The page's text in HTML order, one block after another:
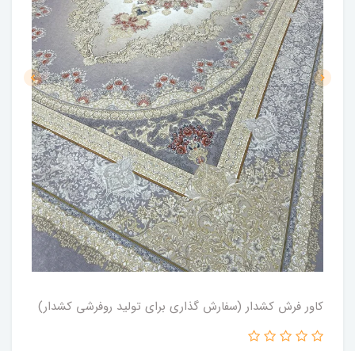
کاور فرش کشدار (سفارش گذاری برای تولید روفرشی کشدار)